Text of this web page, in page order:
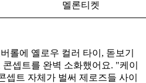
멜론티켓
롤에 옐로우 컬러 타이, 돋보기
셉트를 완벽 소화했어요. "케이
셉트 자체가 벌써 제로즈들 사이